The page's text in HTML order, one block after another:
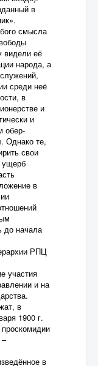
в
смысла
видели её
народа, а
среди неё
в
и
и
обер-
Однако те,
свои
ущерб
в
до начала
РПЦ
участия
и на
в
1900 г.
в